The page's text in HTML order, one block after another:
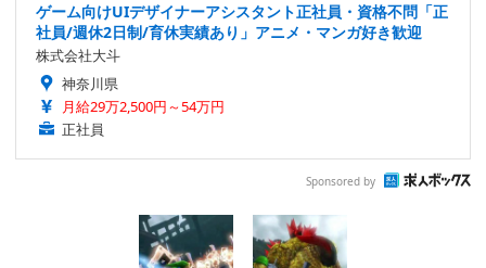
ゲーム向けUIデザイナーアシスタント正社員・資格不問「正
社員/週休2日制/育休実績あり」アニメ・マンガ好き歓迎
株式会社大斗
神奈川県
月給29万2,500円～54万円
正社員
Sponsored by